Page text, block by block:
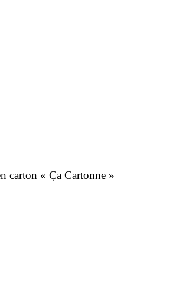
carton « Ça Cartonne »